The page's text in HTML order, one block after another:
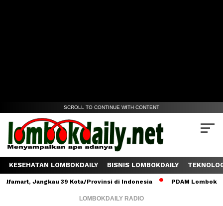
SCROLL TO CONTINUE WITH CONTENT
KESEHATAN LOMBOKDAILY BISNIS LOMBOKDAILY
Jangkau 39 Kota/Provinsi di Indonesia PDAM Lombok Tengah
LOMBOKDAILY RADIO